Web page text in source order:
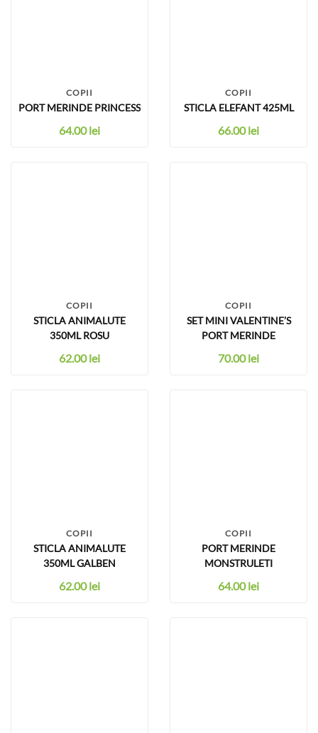
COPII
PORT MERINDE PRINCESS
64.00lei
COPII
STICLA ELEFANT 425ML
66.00lei
COPII
STICLA ANIMALUTE
350ML ROSU
62.00lei
COPII
SET MINI VALENTINE’S
PORT MERINDE
70.00lei
COPII
STICLA ANIMALUTE
350ML GALBEN
62.00lei
COPII
PORT MERINDE
MONSTRULETI
64.00lei